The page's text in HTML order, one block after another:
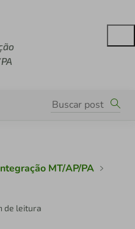
MT/AP/PA
de leitura